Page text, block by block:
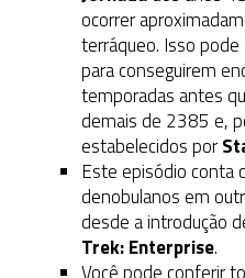
ocorrer
terráqueo. Isso
para conseguirem
temporadas antes
demais de 2385 e,
estabelecidos por
Este episódio conta
denobulanos em
desde a introdução
Trek: Enterprise.
Você pode conferir